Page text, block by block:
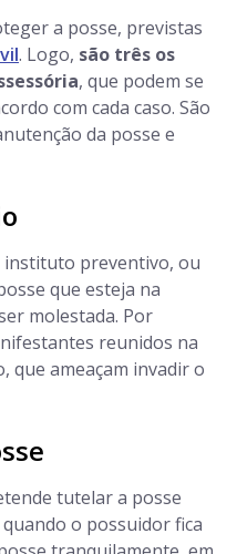
a posse, previstas
. Logo, são três os
, que podem se
com cada caso. São
da posse e
instituto preventivo, ou
que esteja na
molestada. Por
reunidos na
que ameaçam invadir o
tutelar a posse
o possuidor fica